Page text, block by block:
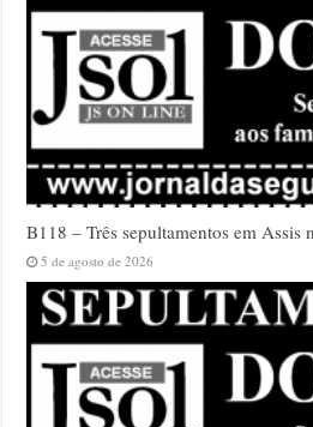
B118 – Três sepultamentos em Assis
5 de agosto de 2026